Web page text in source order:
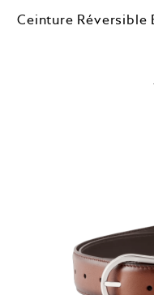
Ceinture Réversible